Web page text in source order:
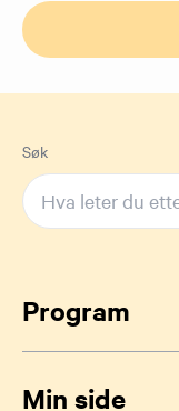
Søk
Program
Min side